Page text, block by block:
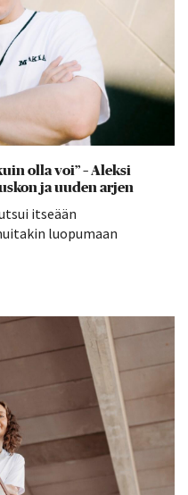
olla voi” – Aleksi
ja uuden arjen
itseään
luopumaan